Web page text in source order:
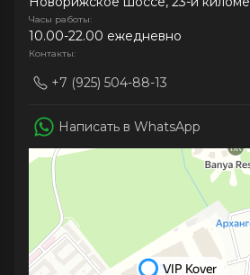
Часы работы:
10.00-22.00 ежедневно
Контакты:
+7 (925) 504-88-13
Написать в WhatsApp